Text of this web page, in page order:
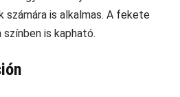
is alkalmas. A fekete
is kapható.